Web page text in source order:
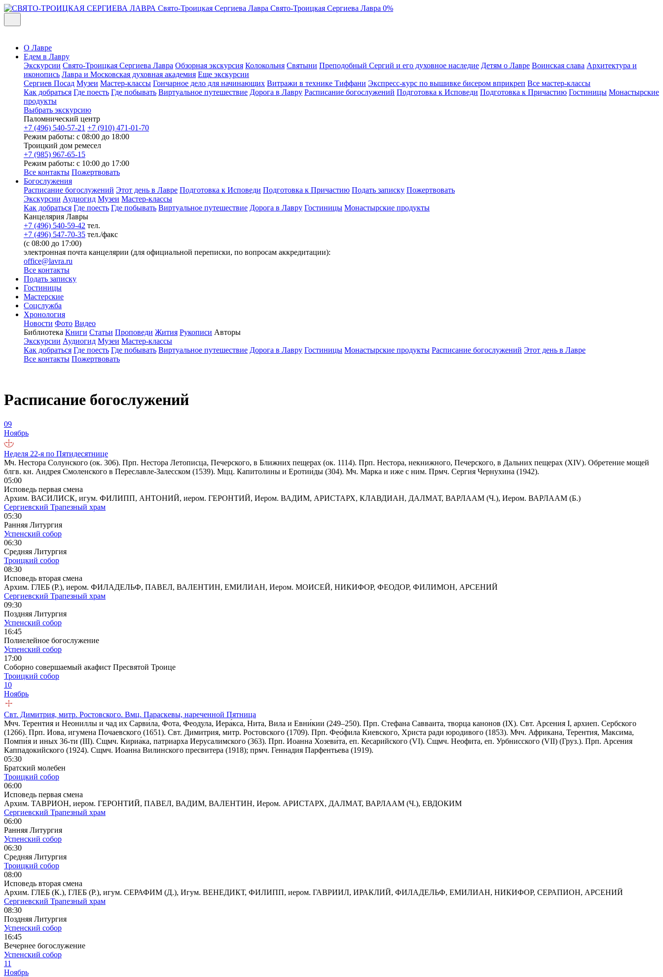
Свято-Троицкая Сергиева Лавра Свято-Троицкая Сергиева Лавра 0%
О Лавре
Едем в Лавру
Экскурсии Свято-Троицкая Сергиева Лавра Обзорная экскурсия Колокольня Святыни Преподобный Сергий и его духовное наследие Детям о Лавре Воинская слава Архитектура и
иконопись Лавра и Московская духовная академия Еще экскурсии
Сергиев Посад Музеи Мастер-классы Гончарное дело для начинающих Витражи в технике Тиффани Экспресс-курс по вышивке бисером вприкреп Все мастер-классы
Как добраться Где поесть Где побывать Виртуальное путешествие Дорога в Лавру Расписание богослужений Подготовка к Исповеди Подготовка к Причастию Гостиницы Монастырские
продукты
Выбрать экскурсию
Паломнический центр
+7 (496) 540-57-21 +7 (910) 471-01-70
Режим работы: с 08:00 до 18:00
Троицкий дом ремесел
+7 (985) 967-65-15
Режим работы: с 10:00 до 17:00
Все контакты Пожертвовать
Богослужения
Расписание богослужений Этот день в Лавре Подготовка к Исповеди Подготовка к Причастию Подать записку Пожертвовать
Экскурсии Аудиогид Музеи Мастер-классы
Как добраться Где поесть Где побывать Виртуальное путешествие Дорога в Лавру Гостиницы Монастырские продукты
Канцелярия Лавры
+7 (496) 540-59-42 тел.
+7 (496) 547-70-35 тел./факс
(с 08:00 до 17:00)
электронная почта канцелярии (для официальной переписки, по вопросам аккредитации):
office@lavra.ru
Все контакты
Подать записку
Гостиницы
Мастерские
Соцслужба
Хронология
Новости Фото Видео
Библиотека Книги Статьи Проповеди Жития Рукописи Авторы
Экскурсии Аудиогид Музеи Мастер-классы
Как добраться Где поесть Где побывать Виртуальное путешествие Дорога в Лавру Гостиницы Монастырские продукты Расписание богослужений Этот день в Лавре
Все контакты Пожертвовать
Расписание богослужений
09
Ноябрь
Неделя 22-я по Пятидесятнице
Мч. Нестора Солунского (ок. 306). Прп. Нестора Летописца, Печерского, в Ближних пещерах (ок. 1114). Прп. Нестора, некнижного, Печерского, в Дальних пещерах (XIV). Обретение мощей
блгв. кн. Андрея Смоленского в Переславле-Залесском (1539). Мцц. Капитолины и Еротии́ды (304). Мч. Марка и иже с ним. Прмч. Сергия Чернухина (1942).
05:00
Исповедь первая смена
Архим. ВАСИЛИСК, игум. ФИЛИПП, АНТОНИЙ, иером. ГЕРОНТИЙ, Иером. ВАДИМ, АРИСТАРХ, КЛАВДИАН, ДАЛМАТ, ВАРЛААМ (Ч.), Иером. ВАРЛААМ (Б.)
Сергиевский Трапезный храм
05:30
Ранняя Литургия
Успенский собор
06:30
Средняя Литургия
Троицкий собор
08:30
Исповедь вторая смена
Архим. ГЛЕБ (Р.), иером. ФИЛАДЕЛЬФ, ПАВЕЛ, ВАЛЕНТИН, ЕМИЛИАН, Иером. МОИСЕЙ, НИКИФОР, ФЕОДОР, ФИЛИМОН, АРСЕНИЙ
Сергиевский Трапезный храм
09:30
Поздняя Литургия
Успенский собор
16:45
Полиелейное богослужение
Успенский собор
17:00
Соборно совершаемый акафист Пресвятой Троице
Троицкий собор
10
Ноябрь
Свт. Димитрия, митр. Ростовского. Вмц. Параскевы, нареченной Пятница
Мчч. Терентия и Неониллы и чад их Сарви́ла, Фота, Феодула, Иера́кса, Нита, Вила и Евни́кии (249–250). Прп. Стефана Савваита, творца канонов (IX). Свт. Арсения I, архиеп. Сербского
(1266). Прп. Иова, игумена Почаевского (1651). Свт. Димитрия, митр. Ростовского (1709). Прп. Фео́фила Киевского, Христа ради юродивого (1853). Мчч. Африкана, Терентия, Максима,
Помпи́я и иных 36-ти (III). Сщмч. Кириа́ка, патриарха Иерусалимского (363). Прп. Иоанна Хозеви́та, еп. Кесарийского (VI). Сщмч. Неофита, еп. Урбнисского (VII) (Груз.). Прп. Арсения
Каппадокийского (1924). Сщмч. Иоанна Вилинского пресвитера (1918); прмч. Геннадия Парфентьева (1919).
05:30
Братский молебен
Троицкий собор
06:00
Исповедь первая смена
Архим. ТАВРИОН, иером. ГЕРОНТИЙ, ПАВЕЛ, ВАДИМ, ВАЛЕНТИН, Иером. АРИСТАРХ, ДАЛМАТ, ВАРЛААМ (Ч.), ЕВДОКИМ
Сергиевский Трапезный храм
06:00
Ранняя Литургия
Успенский собор
06:30
Средняя Литургия
Троицкий собор
08:00
Исповедь вторая смена
Архим. ГЛЕБ (К.), ГЛЕБ (Р.), игум. СЕРАФИМ (Д.), Игум. ВЕНЕДИКТ, ФИЛИПП, иером. ГАВРИИЛ, ИРАКЛИЙ, ФИЛАДЕЛЬФ, ЕМИЛИАН, НИКИФОР, СЕРАПИОН, АРСЕНИЙ
Сергиевский Трапезный храм
08:30
Поздняя Литургия
Успенский собор
16:45
Вечернее богослужение
Успенский собор
11
Ноябрь